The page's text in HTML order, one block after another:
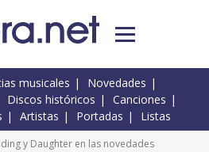
musicales
Novedades
Discos históricos
Canciones
Artistas Portadas Listas
y Daughter en las novedades